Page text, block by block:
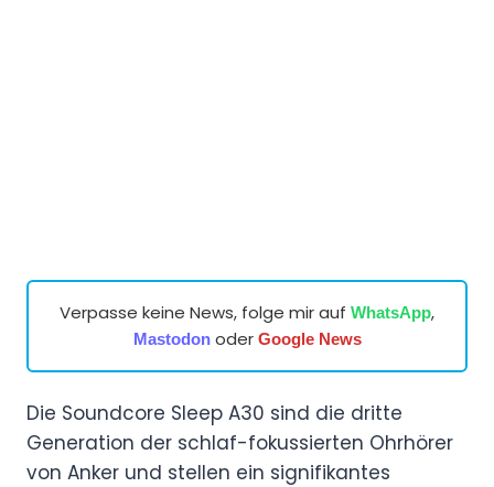
Verpasse keine News, folge mir auf WhatsApp,
Mastodonoder Google News
Die Soundcore Sleep A30 sind die dritte
Generation der schlaf-fokussierten Ohrhörer
von Anker und stellen ein signifikantes